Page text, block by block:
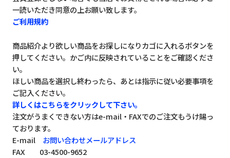
一読いただき同意の上お願い致します。
ご利用規約
商品紹介より欲しい商品をお探しになりカゴに入れるボタンを
押してください。かご内に反映されていることをご確認くださ
い。
ほしい商品を選択し終わったら、あとは指示に従い必要事項を
ご記入ください。
詳しくはこちらをクリックして下さい。
注文がうまくできない方はe-mail・FAXでのご注文もうけ賜っ
ております。
E-mail お問い合わせメールアドレス
FAX 03-4500-9652